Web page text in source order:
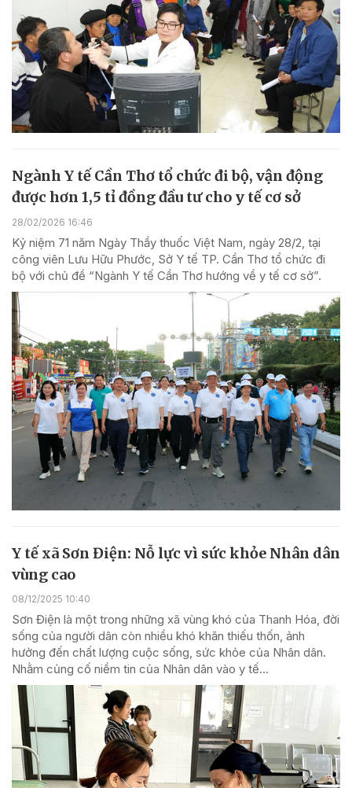
Ngành Y tế Cần Thơ tổ chức đi bộ, vận động
được hơn 1,5 tỉ đồng đầu tư cho y tế cơ sở
28/02/2026 16:46
Kỷ niệm 71 năm Ngày Thầy thuốc Việt Nam, ngày 28/2, tại
công viên Lưu Hữu Phước, Sở Y tế TP. Cần Thơ tổ chức đi
bộ với chủ đề “Ngành Y tế Cần Thơ hướng về y tế cơ sở”.
Y tế xã Sơn Điện: Nỗ lực vì sức khỏe Nhân dân
vùng cao
08/12/2025 10:40
Sơn Điện là một trong những xã vùng khó của Thanh Hóa, đời
sống của người dân còn nhiều khó khăn thiếu thốn, ảnh
hưởng đến chất lượng cuộc sống, sức khỏe của Nhân dân.
Nhằm củng cố niềm tin của Nhân dân vào y tế...